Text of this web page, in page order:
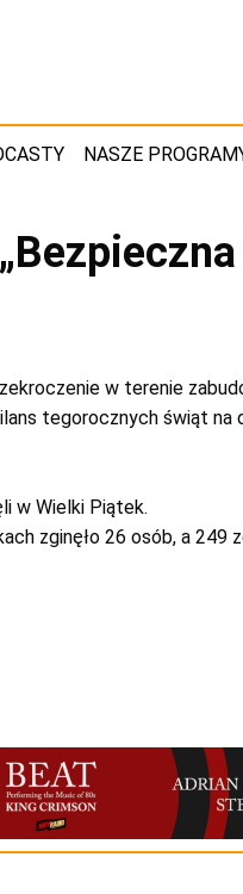
NASZE
w terenie
tegorocznych świąt na
w Wielki Piątek.
zginęło 26 osób, a 249